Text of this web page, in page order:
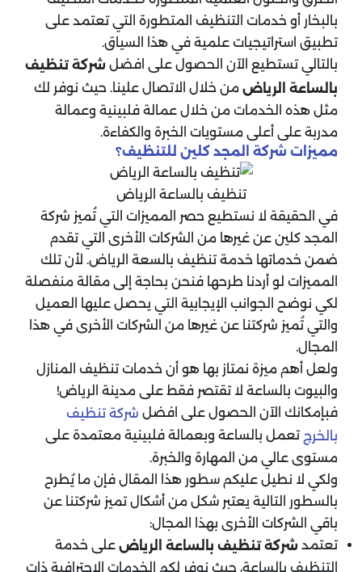
بالبخار أو خدمات التنظيف المتطورة التي تعتمد على
تطبيق استراتيجيات علمية في هذا السياق.
بالتالي تستطيع الآن الحصول على افضل شركة تنظيف
بالساعة الرياض من خلال الاتصال علينا. حيث نوفر لك
مثل هذه الخدمات من خلال عمالة فلبينية وعمالة
مدربة على أعلى مستويات الخبرة والكفاءة.
مميزات شركة المجد كلين للتنظيف؟
تنظيف بالساعة الرياض
في الحقيقة لا نستطيع حصر المميزات التي تُميز شركة
المجد كلين عن غيرها من الشركات الأخرى التي تقدم
ضمن خدماتها خدمة تنظيف بالسعة الرياض. لأن تلك
المميزات لو أردنا طرحها فنحن بحاجة إلى مقالة منفصلة
لكي نوضح الجوانب الإيجابية التي يحصل عليها العميل
والتي تُميز شركتنا عن غيرها من الشركات الأخرى في هذا
المجال.
ولعل أهم ميزة نمتاز بها هو أن خدمات تنظيف المنازل
والبيوت بالساعة لا تقتصر فقط على مدينة الرياض!
فبإمكانك الآن الحصول على افضل شركة تنظيف
بالخرج تعمل بالساعة وبعمالة فلبينية معتمدة على
مستوى عالي من المهارة والخبرة.
ولكي لا نطيل عليكم سطور هذا المقال فإن ما يُطرح
بالسطور التالية يعتبر شكل من أشكال تميز شركتنا عن
باقي الشركات الأخرى بهذا المجال:
تعتمد شركة تنظيف بالساعة الرياض على خدمة
التنظيف بالساعة، حيث نوفر لكم الخدمات الاحترافية ذات